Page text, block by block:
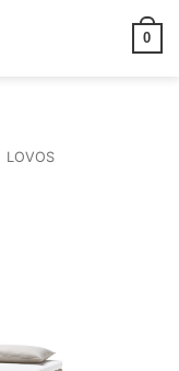
0
LOVOS